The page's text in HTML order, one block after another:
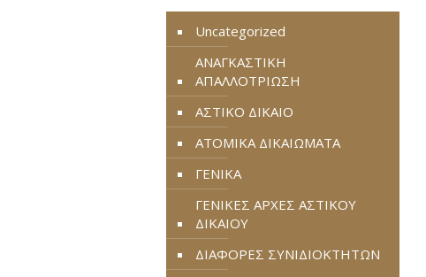
Uncategorized
ΑΝΑΓΚΑΣΤΙΚΗ
ΑΠΑΛΛΟΤΡΙΩΣΗ
ΑΣΤΙΚΟ ΔΙΚΑΙΟ
ΑΤΟΜΙΚΑ ΔΙΚΑΙΩΜΑΤΑ
ΓΕΝΙΚΑ
ΓΕΝΙΚΕΣ ΑΡΧΕΣ ΑΣΤΙΚΟΥ
ΔΙΚΑΙΟΥ
ΔΙΑΦΟΡΕΣ ΣΥΝΙΔΙΟΚΤΗΤΩΝ